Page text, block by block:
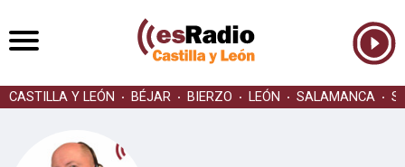
CASTILLA Y LEÓN BÉJAR BIERZO LEÓN SALAMANCA